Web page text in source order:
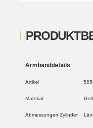
Armbanddetails
Artikel
Material
Abmessungen Zylinder